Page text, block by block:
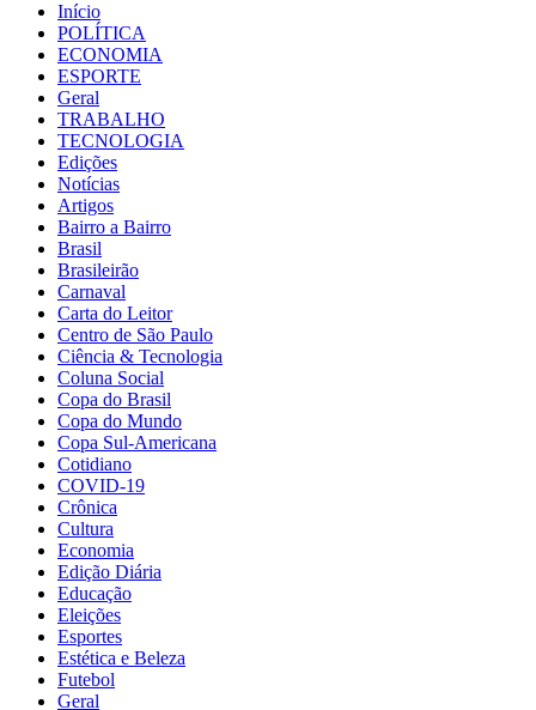
Início
POLÍTICA
ECONOMIA
ESPORTE
Geral
TRABALHO
TECNOLOGIA
Edições
Notícias
Artigos
Bairro a Bairro
Brasil
Brasileirão
Carnaval
Carta do Leitor
Centro de São Paulo
Ciência & Tecnologia
Coluna Social
Copa do Brasil
Copa do Mundo
Copa Sul-Americana
Cotidiano
COVID-19
Crônica
Cultura
Economia
Edição Diária
Educação
Eleições
Esportes
Estética e Beleza
Futebol
Geral